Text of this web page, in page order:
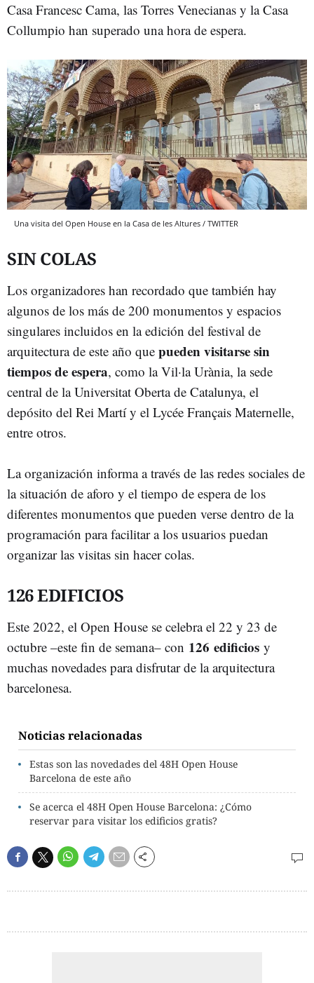
Casa Francesc Cama, las Torres Venecianas y la Casa
Collumpio han superado una hora de espera.
Una visita del Open House en la Casa de les Altures / TWITTER
SIN COLAS
Los organizadores han recordado que también hay
algunos de los más de 200 monumentos y espacios
singulares incluidos en la edición del festival de
arquitectura de este año que pueden visitarse sin
tiempos de espera, como la Vil·la Urània, la sede
central de la Universitat Oberta de Catalunya, el
depósito del Rei Martí y el Lycée Français Maternelle,
entre otros.
La organización informa a través de las redes sociales de
la situación de aforo y el tiempo de espera de los
diferentes monumentos que pueden verse dentro de la
programación para facilitar a los usuarios puedan
organizar las visitas sin hacer colas.
126 EDIFICIOS
Este 2022, el Open House se celebra el 22 y 23 de
octubre –este fin de semana– con 126 edificios y
muchas novedades para disfrutar de la arquitectura
barcelonesa.
Noticias relacionadas
Estas son las novedades del 48H Open House
Barcelona de este año
Se acerca el 48H Open House Barcelona: ¿Cómo
reservar para visitar los edificios gratis?